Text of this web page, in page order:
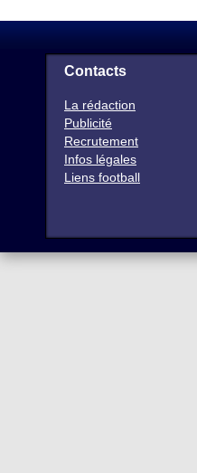
Contacts
La rédaction
Publicité
Recrutement
Infos légales
Liens football